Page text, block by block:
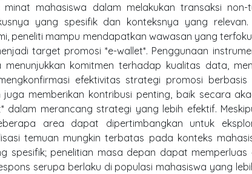
mahasiswa dalam melakukan transaksi non-
yang spesifik dan konteksnya yang relevan.
peneliti mampu mendapatkan wawasan yang
target promosi *e-wallet*. Penggunaan
komitmen terhadap kualitas data,
efektivitas strategi promosi
memberikan kontribusi penting, baik secara
dalam merancang strategi yang lebih efektif.
area dapat dipertimbangkan untuk
temuan mungkin terbatas pada konteks
spesifik; penelitian masa depan dapat memperluas
serupa berlaku di populasi mahasiswa yang